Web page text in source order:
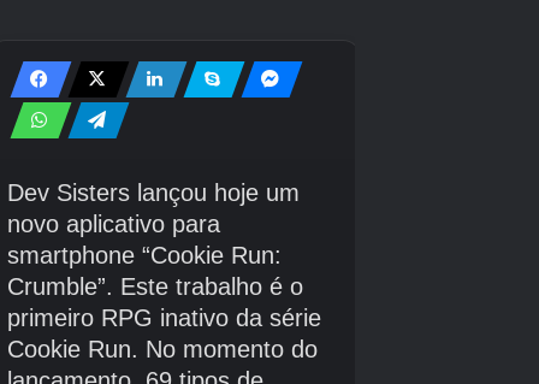
lançado lentamente no Pokémon Go! Você
pode obter um Keldeo brilhante graças à
também há a nova missão Precious Paths
Special Research. Há muito o que fazer em
Pokémon Go fora do evento atual! Primeiro,
vale a pena aprender sobre a atualização de
nível. Depois disso, você pode querer lutar na
Go Battle League, usar o Party Play, competir
em um PokéStop Showcase ou explorar uma